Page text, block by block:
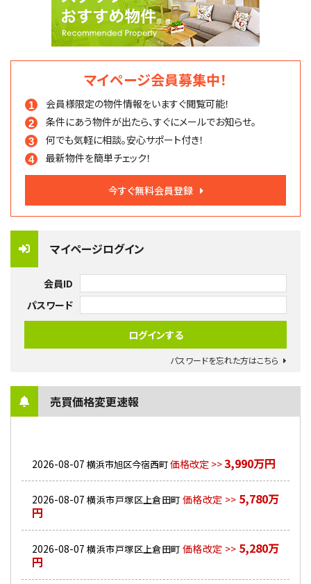
マイページ会員募集中！
会員様限定の物件情報をいますぐ閲覧可能！
条件にあう物件が出たら、すぐにメールでお知らせ。
何でも気軽に相談。安心サポート付き！
最新物件を簡単チェック！
今すぐ無料会員登録
マイページログイン
会員ID
パスワード
パスワードを忘れた方はこちら
売買価格変更速報
2026-08-07 横浜市旭区今宿西町価格改定 >>3,990万円
2026-08-07 横浜市戸塚区上倉田町 価格改定 >> 5,780万
円
2026-08-07 横浜市戸塚区上倉田町 価格改定 >> 5,280万
円